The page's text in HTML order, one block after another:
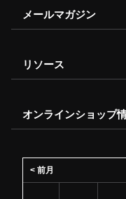
メールマガジン
リソース
オンラインショップ
< 前月